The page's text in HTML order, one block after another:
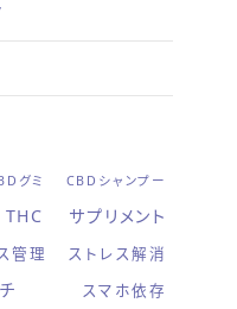
グミ CBDシャンプー
THC サプリメント
管理
ストレス解消
スマホ依存